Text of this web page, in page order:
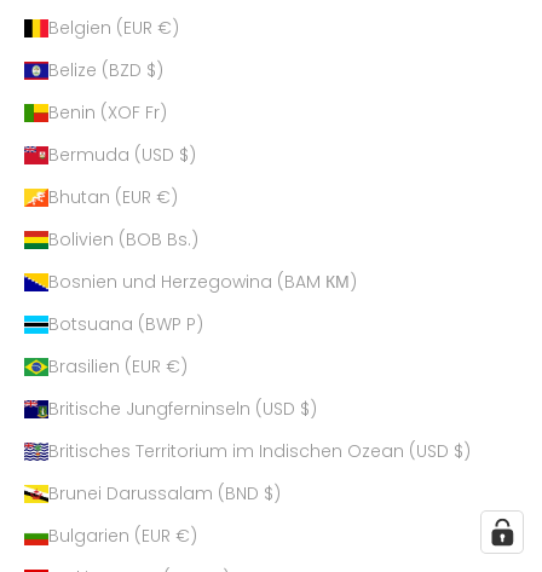
Belgien (EUR €)
Belize (BZD $)
Benin (XOF Fr)
Bermuda (USD $)
Bhutan (EUR €)
Bolivien (BOB Bs.)
Bosnien und Herzegowina (BAM КМ)
Botsuana (BWP P)
Brasilien (EUR €)
Britische Jungferninseln (USD $)
Britisches Territorium im Indischen Ozean (USD $)
Brunei Darussalam (BND $)
Bulgarien (EUR €)